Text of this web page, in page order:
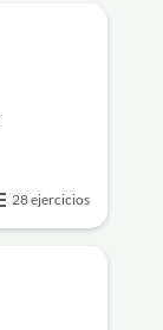
28 ejercicios